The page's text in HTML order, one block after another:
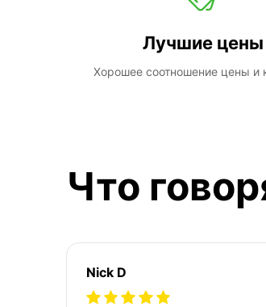
Лучшие цены
Хорошее соотношение цены и
Что
Nick D